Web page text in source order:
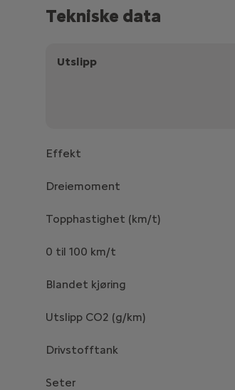
Tekniske data
Utslipp
Effekt
Dreiemoment
Topphastighet (km/t)
0 til 100 km/t
Blandet kjøring
Utslipp CO2 (g/km)
Drivstofftank
Seter